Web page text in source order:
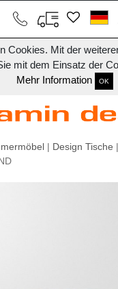
Cookies. Mit der
mit dem Einsatz der
Mehr Information
OK
| Design Tische